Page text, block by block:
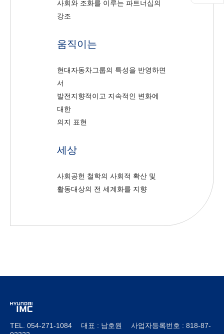
사회와 조화를 이루는 파트너십의
강조
움직이는
현대자동차그룹의 특성을 반영하면
서
발전지향적이고 지속적인 변화에
대한
의지 표현
세상
사회공헌 철학의 사회적 확산 및
활동대상의 전 세계화를 지향
TEL. 054-271-1084 대표 : 남호원 사업자등록번호 : 818-87-